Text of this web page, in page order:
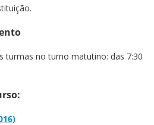
turmas no turno matutino: das 7:30